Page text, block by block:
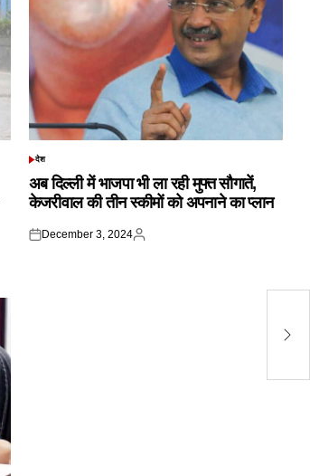
POSTED
देश
अब दिल्ली में भाजपा भी ला रही मुफ्त सौगातें,
केजरीवाल की तीन स्कीमों को अपनाने का प्लान
Posted
December 3, 2024
Posted